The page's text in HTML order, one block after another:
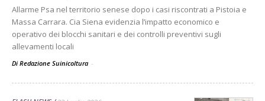
Allarme Psa nel territorio senese dopo i casi riscontrati a Pistoia e
Massa Carrara. Cia Siena evidenzia l’impatto economico e
operativo dei blocchi sanitari e dei controlli preventivi sugli
allevamenti locali
Di Redazione Suinicoltura -